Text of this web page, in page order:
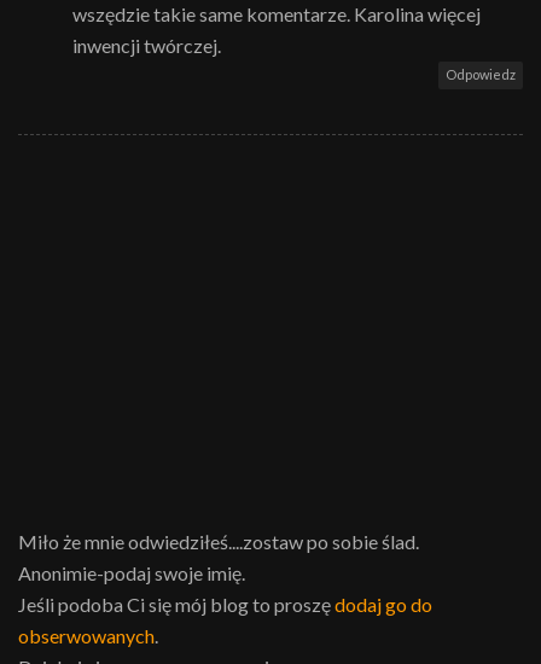
wszędzie takie same komentarze. Karolina więcej
inwencji twórczej.
Odpowiedz
Miło że mnie odwiedziłeś....zostaw po sobie ślad.
Anonimie-podaj swoje imię.
Jeśli podoba Ci się mój blog to proszędodaj go do
obserwowanych